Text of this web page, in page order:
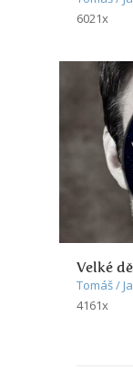
6021x
Velké
Tomáš /
4161x